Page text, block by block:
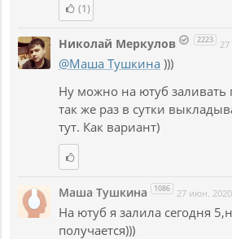
(1)
Николай Меркулов 2223
@Маша Тушкина )))
Ну можно на ютуб заливать
так же раз в сутки
тут. Как вариант)
Маша Тушкина 1086 27 июн. 2020
На ютуб я залила сегодня
получается)))